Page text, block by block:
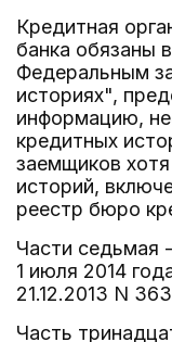
Кредитная
банка обязаны
Федеральным
историях",
информацию,
кредитных
заемщиков
историй,
реестр бюро
Части седьмая
1 июля 2014
21.12.2013 N
Часть